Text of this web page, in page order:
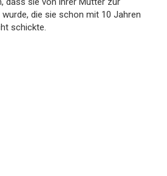
die sie schon mit 10 Jahren
schickte.